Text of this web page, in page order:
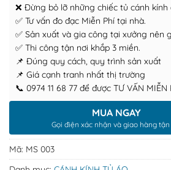
❌ Đừng bỏ lỡ những chiếc tủ cánh kính
✅ Tư vấn đo đạc Miễn Phí tại nhà.
✅ Sản xuất và gia công tại xưởng nên
✅ Thi công tận nơi khắp 3 miền.
📌 Đúng quy cách, quy trình sản xuất
📌 Giá cạnh tranh nhất thị trường
📞 0974 11 68 77 để được TƯ VẤN MIỄN
MUA NGAY
Gọi điện xác nhận và giao hàng tận
Mã: MS 003